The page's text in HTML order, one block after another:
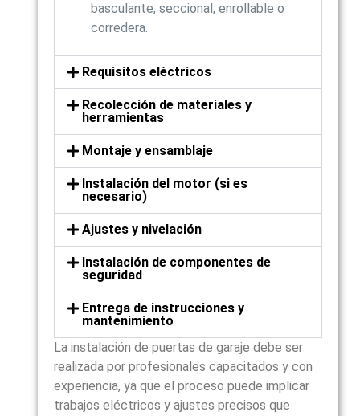
basculante, seccional, enrollable o
corredera.
Requisitos eléctricos
Recolección de materiales y
herramientas
Montaje y ensamblaje
Instalación del motor (si es
necesario)
Ajustes y nivelación
Instalación de componentes de
seguridad
Entrega de instrucciones y
mantenimiento
La instalación de puertas de garaje debe ser
realizada por profesionales capacitados y con
experiencia, ya que el proceso puede implicar
trabajos eléctricos y ajustes precisos que